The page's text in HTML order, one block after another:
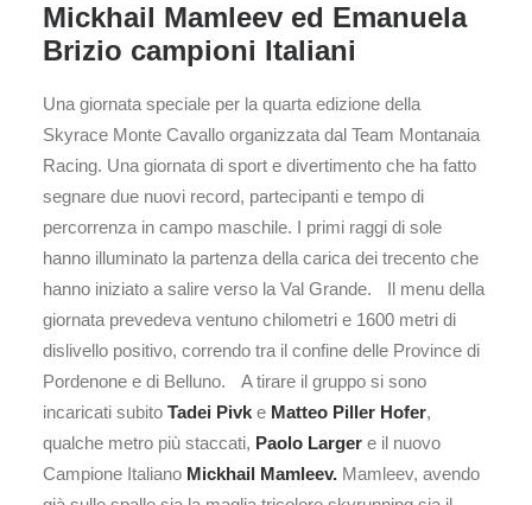
Mickhail Mamleev ed Emanuela
Brizio campioni Italiani
Una giornata speciale per la quarta edizione della
Skyrace Monte Cavallo organizzata dal Team Montanaia
Racing. Una giornata di sport e divertimento che ha fatto
segnare due nuovi record, partecipanti e tempo di
percorrenza in campo maschile. I primi raggi di sole
hanno illuminato la partenza della carica dei trecento che
hanno iniziato a salire verso la Val Grande. Il menu della
giornata prevedeva ventuno chilometri e 1600 metri di
dislivello positivo, correndo tra il confine delle Province di
Pordenone e di Belluno. A tirare il gruppo si sono
incaricati subito Tadei Pivk e Matteo Piller Hofer,
qualche metro più staccati, Paolo Larger e il nuovo
Campione Italiano Mickhail Mamleev. Mamleev, avendo